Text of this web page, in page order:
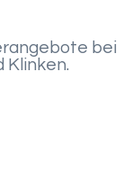
bei
Klinken.